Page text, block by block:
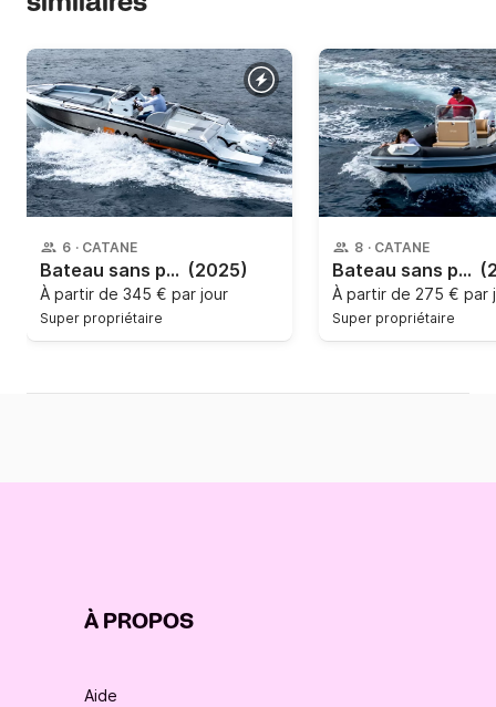
6 · CATANE
Bateau sans permis BMA X199 40cv (2025)
À partir de 345 € par jour
Super propriétaire
8 · CATANE
Bateau sans permis Joker Boat clubman 21 40cv
À partir de 275 € par
Super propriétaire
À PROPOS
Aide